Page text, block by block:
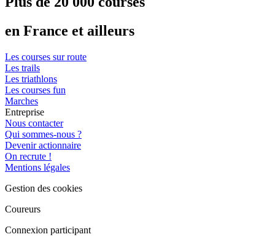
en France et ailleurs
Les courses sur route
Les trails
Les triathlons
Les courses fun
Marches
Entreprise
Nous contacter
Qui sommes-nous ?
Devenir actionnaire
On recrute !
Mentions légales
Gestion des cookies
Coureurs
Connexion participant